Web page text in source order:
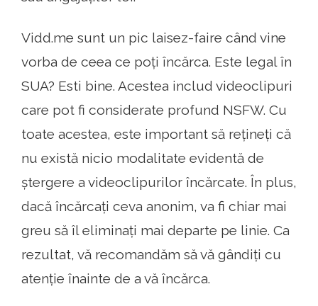
Vidd.me sunt un pic laisez-faire când vine
vorba de ceea ce poți încărca. Este legal în
SUA? Esti bine. Acestea includ videoclipuri
care pot fi considerate profund NSFW. Cu
toate acestea, este important să rețineți că
nu există nicio modalitate evidentă de
ștergere a videoclipurilor încărcate. În plus,
dacă încărcați ceva anonim, va fi chiar mai
greu să îl eliminați mai departe pe linie. Ca
rezultat, vă recomandăm să vă gândiți cu
atenție înainte de a vă încărca.